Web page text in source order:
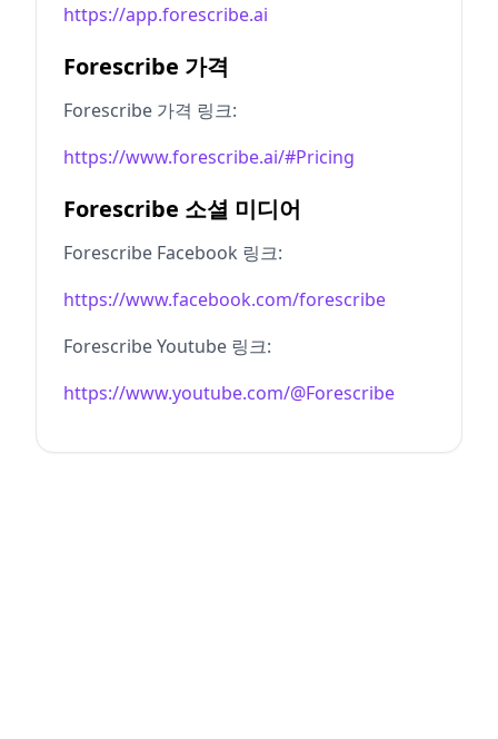
https://app.forescribe.ai
Forescribe 가격
Forescribe 가격 링크:
https://www.forescribe.ai/#Pricing
Forescribe 소셜 미디어
Forescribe Facebook 링크:
https://www.facebook.com/forescribe
Forescribe Youtube 링크:
https://www.youtube.com/@Forescribe